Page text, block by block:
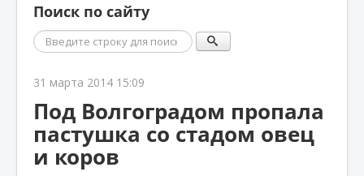
Поиск по сайту
Поиск
31 марта 2014 15:09
Под Волгоградом пропала
пастушка со стадом овец
и коров